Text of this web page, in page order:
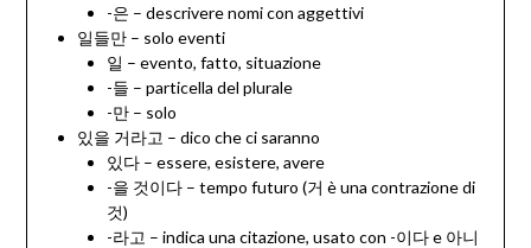
-은 – descrivere nomi con aggettivi
일들만 – solo eventi
일 – evento, fatto, situazione
-들 – particella del plurale
-만 – solo
있을 거라고 – dico che ci saranno
있다 – essere, esistere, avere
-을 것이다 – tempo futuro (거 è una contrazione di
것)
-라고 – indica una citazione, usato con -이다 e 아니